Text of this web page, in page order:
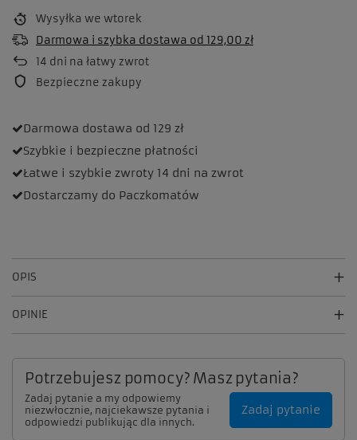
Wysyłka we wtorek
Darmowa i szybka dostawa od 129,00 zł
14 dni na łatwy zwrot
Bezpieczne zakupy
Darmowa dostawa od 129 zł
Szybkie i bezpieczne płatności
Łatwe i szybkie zwroty 14 dni na zwrot
Dostarczamy do Paczkomatów
OPIS
OPINIE
Potrzebujesz pomocy? Masz pytania?
Zadaj pytanie a my odpowiemy
niezwłocznie, najciekawsze pytania i
odpowiedzi publikując dla innych.
Zadaj pytanie